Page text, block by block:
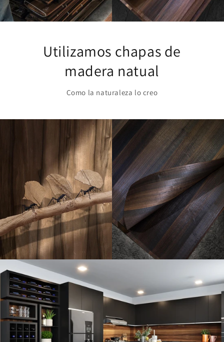
Utilizamos chapas de
madera natual
Como la naturaleza lo creo